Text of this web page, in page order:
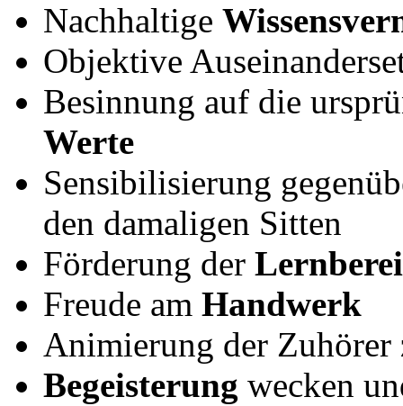
Nachhaltige
Objektive
Besinnung auf die
Werte
Sensibilisierung
den damaligen Sitten
Förderung der
Freude am Handwerk
Animierung der
Begeisterung wecken